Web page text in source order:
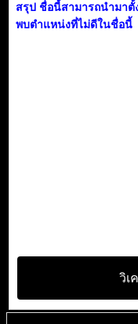
สรุป ชื่อนี้สามารถนำมาตั้
พบตำแหน่งที่ไม่ดีในชื่อนี้
วิเ